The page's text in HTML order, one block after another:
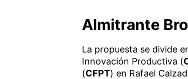
Almitrante
La propuesta se divide
Innovación Productiva (
(CFPT) en Rafael